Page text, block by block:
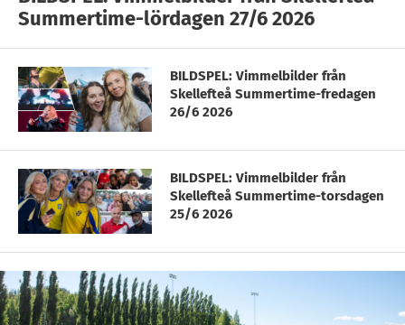
Summertime-lördagen 27/6 2026
BILDSPEL: Vimmelbilder från
Skellefteå Summertime-fredagen
26/6 2026
BILDSPEL: Vimmelbilder från
Skellefteå Summertime-torsdagen
25/6 2026